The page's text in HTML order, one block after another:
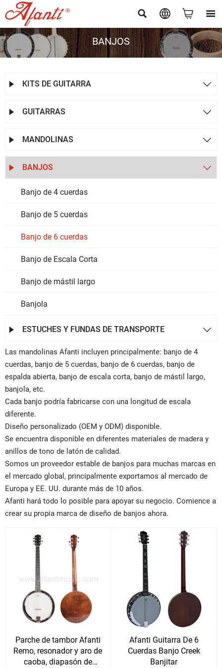
   
BANJOS
 KITS DE GUITARRA 
 GUITARRAS 
 MANDOLINAS 
 BANJOS 
Banjo de 4 cuerdas
Banjo de 5 cuerdas
Banjo de 6 cuerdas
Banjo de Escala Corta
Banjo de mástil largo
Banjola
 ESTUCHES Y FUNDAS DE TRANSPORTE 
Las mandolinas Afanti incluyen principalmente: banjo de 4
cuerdas, banjo de 5 cuerdas, banjo de 6 cuerdas, banjo de
espalda abierta, banjo de escala corta, banjo de mástil largo,
banjola, etc.
Cada banjo podría fabricarse con una longitud de escala
diferente.
Diseño personalizado (OEM y ODM) disponible.
Se encuentra disponible en diferentes materiales de madera y
anillos de tono de latón de calidad.
Somos un proveedor estable de banjos para muchas marcas en
el mercado global, principalmente exportamos al mercado de
Europa y EE. UU. durante más de 10 años.
Afanti hará todo lo posible para apoyar su negocio. Comience a
crear su propia marca de diseño de banjos ahora.
Parche de tambor Afanti
Remo, resonador y aro de
caoba, diapasón de
Afanti Guitarra De 6
Cuerdas Banjo Creek
Banjitar